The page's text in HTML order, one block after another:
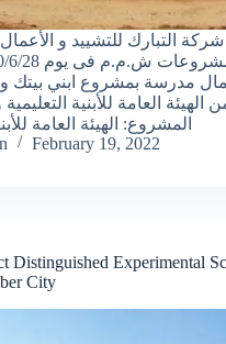
التبارك للتشييد و
مدرسة بمشروع ابني بيتك و
الهيئة العامة للأبنية
المشروع: الهيئة العامة
February 19, 2022
Distinguished Experimental
City